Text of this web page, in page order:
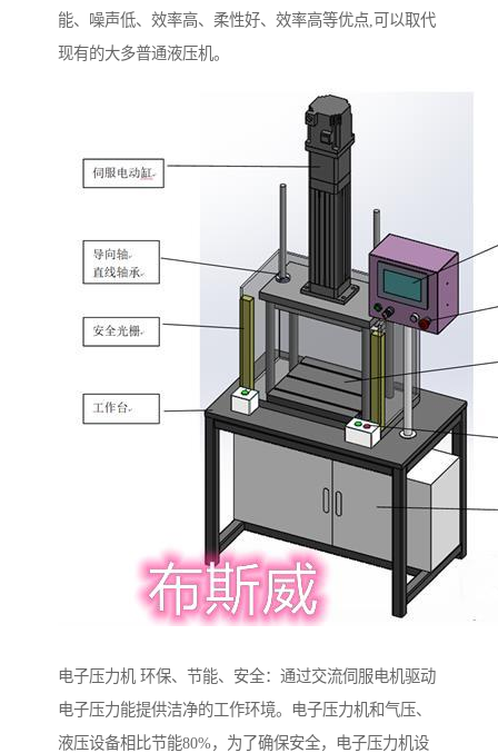
能、噪声低、效率高、柔性好、效率高等优点,可以取代
现有的大多普通液压机。
电子压力机 环保、节能、安全：通过交流伺服电机驱动
电子压力能提供洁净的工作环境。电子压力机和气压、
液压设备相比节能80%，为了确保安全，电子压力机设